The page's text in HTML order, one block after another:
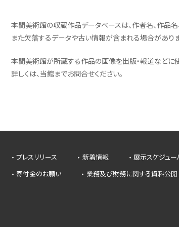
本間美術館の収蔵作品データベースは、作者名、作品
また欠落するデータや古い情報が含まれる場合があり
本間美術館が所蔵する作品の画像を出版・報道などに
詳しくは、当館までお問合せください。
プレスリリース 新着情報 展示スケジュー
寄付金のお願い
業務及び財務に関する資料公開